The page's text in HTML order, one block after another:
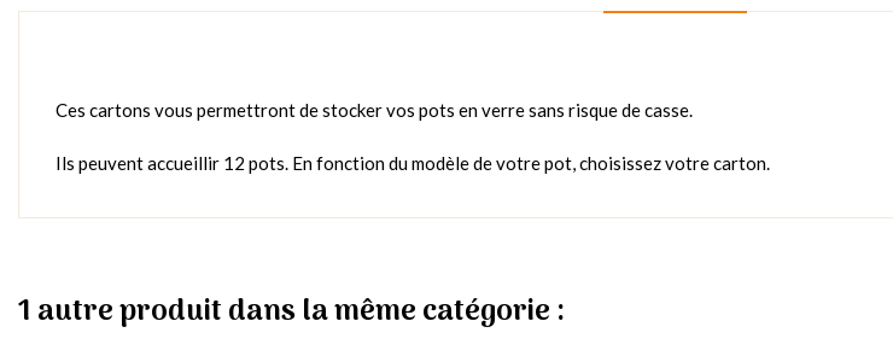
Ces cartons vous permettront de stocker vos pots en verre sans risque de casse.
Ils peuvent accueillir 12 pots. En fonction du modèle de votre pot, choisissez votre carton.
1 autre produit dans la même catégorie :